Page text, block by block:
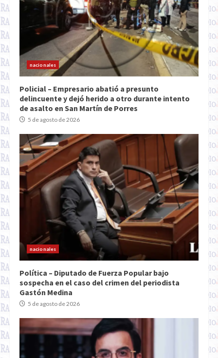
nacionales
Policial – Empresario abatió a presunto
delincuente y dejó herido a otro durante intento
de asalto en San Martín de Porres
5 de agosto de 2026
nacionales
Política – Diputado de Fuerza Popular bajo
sospecha en el caso del crimen del periodista
Gastón Medina
5 de agosto de 2026